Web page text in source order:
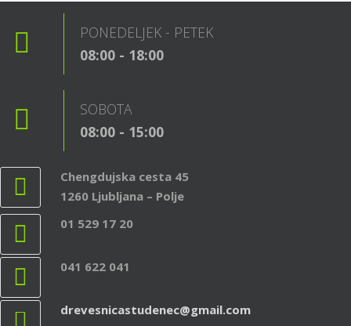
PONEDELJEK - PETEK
08:00 - 18:00
SOBOTA
08:00 - 15:00
Chengdujska cesta 45
1260 Ljubljana – Polje
01 529 17 20
041 622 041
drevesnicastudenec@gmail.com